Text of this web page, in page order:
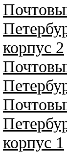
корпус 2
корпус 1